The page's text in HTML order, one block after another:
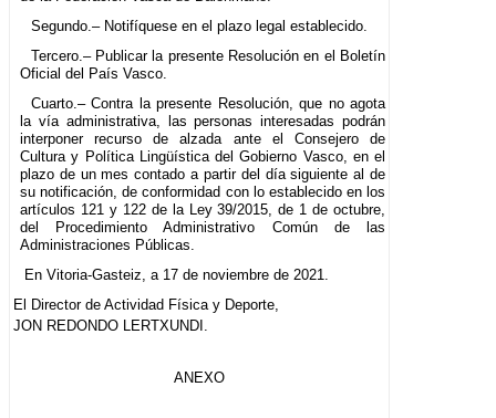
Segundo.– Notifíquese en el plazo legal establecido.
Tercero.– Publicar la presente Resolución en el Boletín
Oficial del País Vasco.
Cuarto.– Contra la presente Resolución, que no agota
la vía administrativa, las personas interesadas podrán
interponer recurso de alzada ante el Consejero de
Cultura y Política Lingüística del Gobierno Vasco, en el
plazo de un mes contado a partir del día siguiente al de
su notificación, de conformidad con lo establecido en los
artículos 121 y 122 de la Ley 39/2015, de 1 de octubre,
del Procedimiento Administrativo Común de las
Administraciones Públicas.
En Vitoria-Gasteiz, a 17 de noviembre de 2021.
El Director de Actividad Física y Deporte,
JON REDONDO LERTXUNDI.
ANEXO